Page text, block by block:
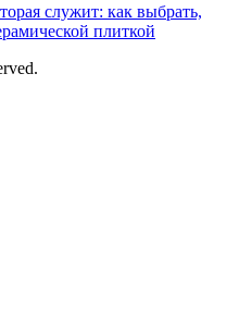
служит: как выбрать,
плиткой